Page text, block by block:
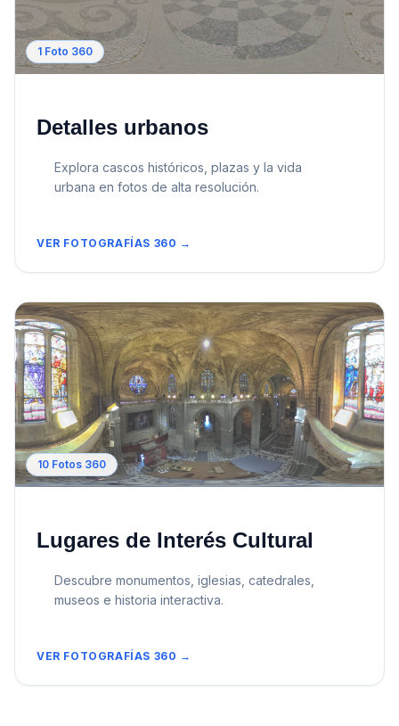
1 Foto 360
Detalles urbanos
Explora cascos históricos, plazas y la vida
urbana en fotos de alta resolución.
VER FOTOGRAFÍAS 360 →
10 Fotos 360
Lugares de Interés Cultural
Descubre monumentos, iglesias, catedrales,
museos e historia interactiva.
VER FOTOGRAFÍAS 360 →